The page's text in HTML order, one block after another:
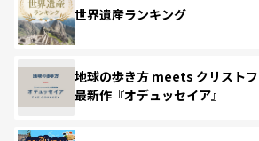
世界遺産ランキング
地球の歩き方 meets クリスト
最新作『オデュッセイア』